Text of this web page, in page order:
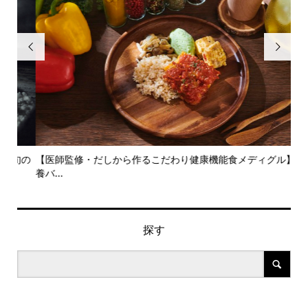

【医師監修・だしから作るこだわり健康機能食メディグル】栄
養バ...

探す